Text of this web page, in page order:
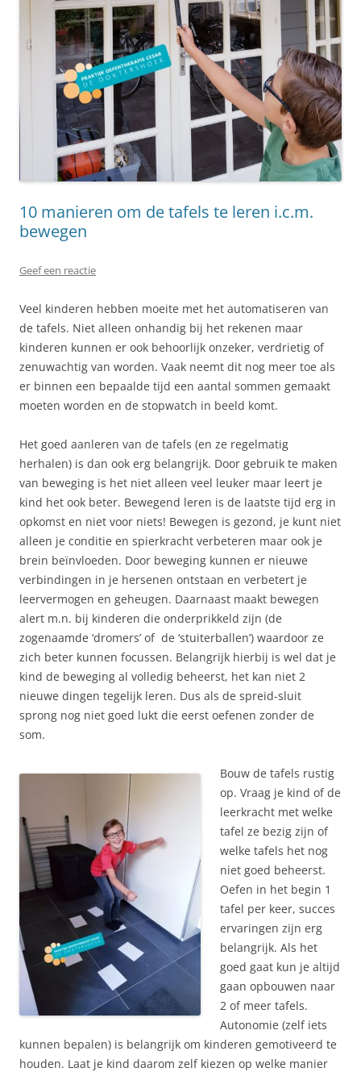
10 manieren om de tafels te leren i.c.m.
bewegen
Geef een reactie
Veel kinderen hebben moeite met het automatiseren van
de tafels. Niet alleen onhandig bij het rekenen maar
kinderen kunnen er ook behoorlijk onzeker, verdrietig of
zenuwachtig van worden. Vaak neemt dit nog meer toe als
er binnen een bepaalde tijd een aantal sommen gemaakt
moeten worden en de stopwatch in beeld komt.
Het goed aanleren van de tafels (en ze regelmatig
herhalen) is dan ook erg belangrijk. Door gebruik te maken
van beweging is het niet alleen veel leuker maar leert je
kind het ook beter. Bewegend leren is de laatste tijd erg in
opkomst en niet voor niets! Bewegen is gezond, je kunt niet
alleen je conditie en spierkracht verbeteren maar ook je
brein beïnvloeden. Door beweging kunnen er nieuwe
verbindingen in je hersenen ontstaan en verbetert je
leervermogen en geheugen. Daarnaast maakt bewegen
alert m.n. bij kinderen die onderprikkeld zijn (de
zogenaamde ‘dromers’ of de ‘stuiterballen’) waardoor ze
zich beter kunnen focussen. Belangrijk hierbij is wel dat je
kind de beweging al volledig beheerst, het kan niet 2
nieuwe dingen tegelijk leren. Dus als de spreid-sluit
sprong nog niet goed lukt die eerst oefenen zonder de
som.
Bouw de tafels rustig
op. Vraag je kind of de
leerkracht met welke
tafel ze bezig zijn of
welke tafels het nog
niet goed beheerst.
Oefen in het begin 1
tafel per keer, succes
ervaringen zijn erg
belangrijk. Als het
goed gaat kun je altijd
gaan opbouwen naar
2 of meer tafels.
Autonomie (zelf iets
kunnen bepalen) is belangrijk om kinderen gemotiveerd te
houden. Laat je kind daarom zelf kiezen op welke manier